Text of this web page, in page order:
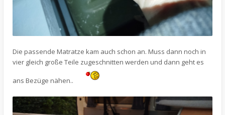
Die passende Matratze kam auch schon an. Muss dann noch in
vier gleich große Teile zugeschnitten werden und dann geht es
ans Bezüge nähen..